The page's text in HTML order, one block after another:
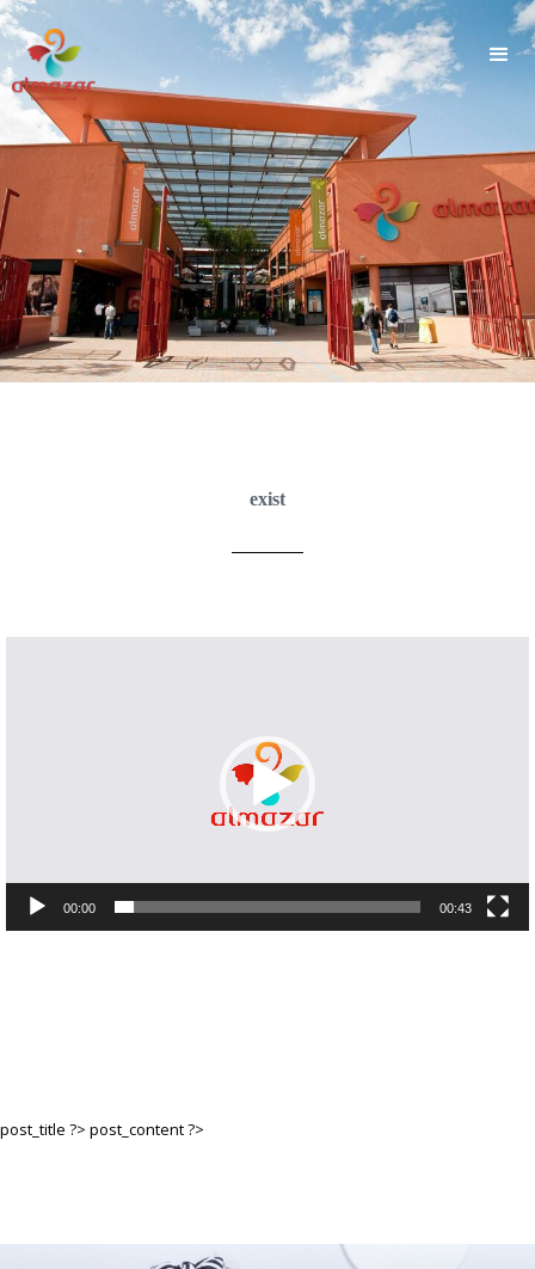
">
00:00 00:43
exist
post_title ?> post_content ?>